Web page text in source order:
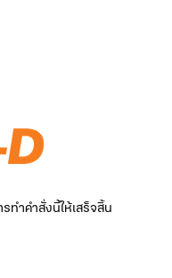
ำคำสั่งนี้ให้เสร็จสิ้น